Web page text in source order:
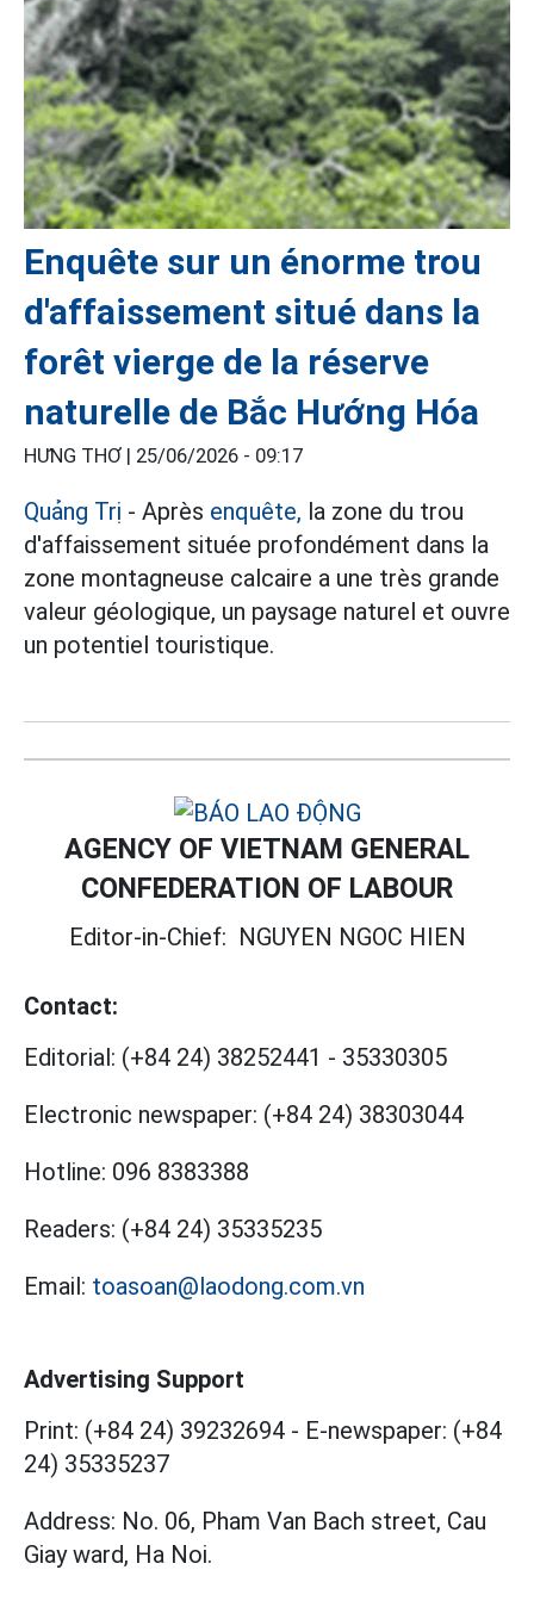
Enquête sur un énorme trou
d'affaissement situé dans la
forêt vierge de la réserve
naturelle de Bắc Hướng Hóa
HƯNG THƠ | 25/06/2026 - 09:17
Quảng Trị - Après enquête, la zone du trou
d'affaissement située profondément dans la
zone montagneuse calcaire a une très grande
valeur géologique, un paysage naturel et ouvre
un potentiel touristique.
AGENCY OF VIETNAM GENERAL
CONFEDERATION OF LABOUR
Editor-in-Chief: NGUYEN NGOC HIEN
Contact:
Editorial: (+84 24) 38252441 - 35330305
Electronic newspaper: (+84 24) 38303044
Hotline: 096 8383388
Readers: (+84 24) 35335235
Email: toasoan@laodong.com.vn
Advertising Support
Print: (+84 24) 39232694 - E-newspaper: (+84
24) 35335237
Address: No. 06, Pham Van Bach street, Cau
Giay ward, Ha Noi.